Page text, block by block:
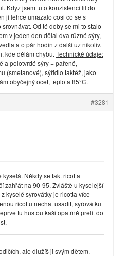
Když jsem tuto konzistenci lil do
jí lehce umazalo cosi co se s
Od té doby se mi to stalo
v jeden den dělal dva různé sýry,
a o pár hodin z další už nikoliv.
kde dělám chybu. Technické údaje:
a polotvrdé sýry + pařené,
(smetanové), sýřidlo taktéž, jako
obyčejný ocet, teplota 85°C.
#3281
Někdy se fakt ricotta
zahřát na 90-95. Zvláště u kyselejší
kyselé syrovátky je ricotta více
ricottu nechat usadit, syrovátku
tu hustou kaši opatrně přelít do
ale dlužíš ji svým dětem.